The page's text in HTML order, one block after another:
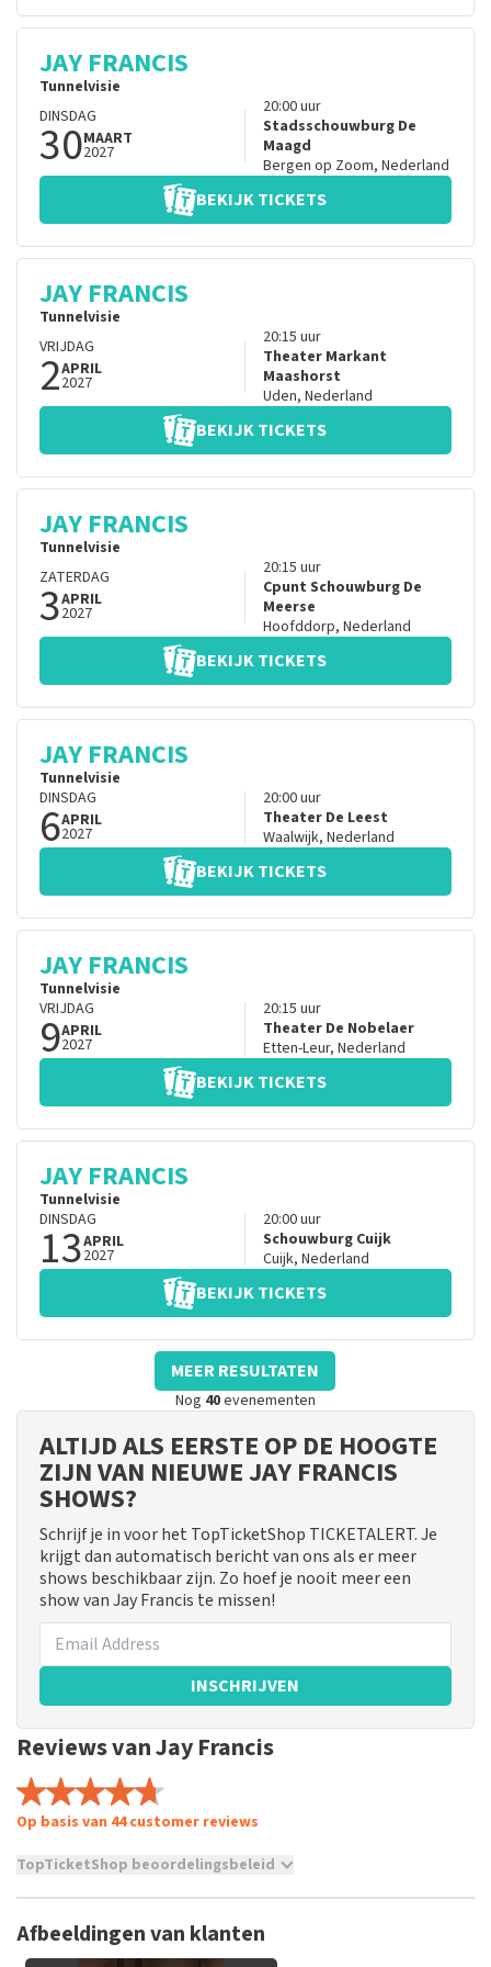
JAY FRANCIS
Tunnelvisie
DINSDAG
30MAART
2027
20:00uur
Stadsschouwburg De
Maagd
Bergen op Zoom, Nederland
BEKIJK TICKETS
JAY FRANCIS
Tunnelvisie
VRIJDAG
2APRIL
2027
20:15 uur
Theater Markant
Maashorst
Uden, Nederland
BEKIJK TICKETS
JAY FRANCIS
Tunnelvisie
ZATERDAG
3APRIL
2027
20:15 uur
Cpunt Schouwburg De
Meerse
Hoofddorp, Nederland
BEKIJK TICKETS
JAY FRANCIS
Tunnelvisie
DINSDAG
6APRIL
2027
20:00uur
Theater De Leest
Waalwijk, Nederland
BEKIJK TICKETS
JAY FRANCIS
Tunnelvisie
VRIJDAG
9APRIL
2027
20:15 uur
Theater De Nobelaer
Etten-Leur, Nederland
BEKIJK TICKETS
JAY FRANCIS
Tunnelvisie
DINSDAG
13APRIL
2027
20:00uur
Schouwburg Cuijk
Cuijk, Nederland
BEKIJK TICKETS
MEER RESULTATEN
Nog 40evenementen
ALTIJD ALS EERSTE OP DE HOOGTE
ZIJN VAN NIEUWE JAY FRANCIS
SHOWS?
Schrijf je in voor het TopTicketShop TICKETALERT. Je
krijgt dan automatisch bericht van ons als er meer
shows beschikbaar zijn. Zo hoef je nooit meer een
show van Jay Francis te missen!
INSCHRIJVEN
Reviews van Jay Francis
Op basis van 44 customer reviews
TopTicketShop beoordelingsbeleid
niet mogelijk om een review achter te laten als je geen
tickets hebt aangeschaft bij TopTicketShop. Reviews met
Afbeeldingen van klanten